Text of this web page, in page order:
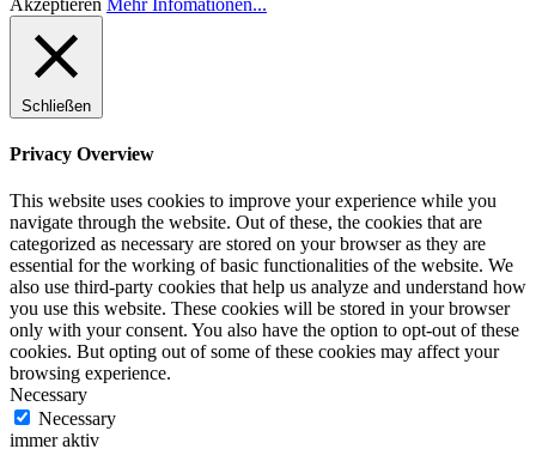
Schließen
Privacy Overview
This website uses cookies to improve your experience while you
navigate through the website. Out of these, the cookies that are
categorized as necessary are stored on your browser as they are
essential for the working of basic functionalities of the website. We
also use third-party cookies that help us analyze and understand how
you use this website. These cookies will be stored in your browser
only with your consent. You also have the option to opt-out of these
cookies. But opting out of some of these cookies may affect your
browsing experience.
Necessary
Necessary
immer aktiv